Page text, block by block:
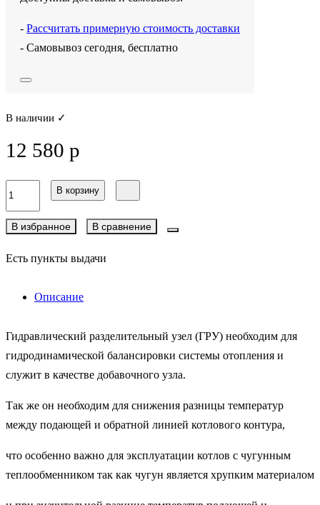
- Рассчитать примерную стоимость доставки
- Самовывоз сегодня, бесплатно
В наличии ✓
12 580 р
В корзину
В избранное В сравнение
Есть пункты выдачи
Описание
Гидравлический разделительный узел (ГРУ) необходим для
гидродинамической балансировки системы отопления и
служит в качестве добавочного узла.
Так же он необходим для снижения разницы температур
между подающей и обратной линией котлового контура,
что особенно важно для эксплуатации котлов с чугунным
теплообменником так как чугун является хрупким материалом